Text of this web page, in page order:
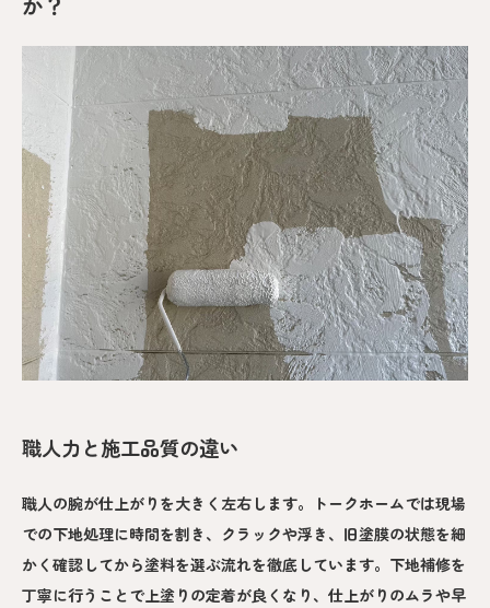
職人力と施工品質の違い
職人の腕が仕上がりを大きく左右します。トークホームでは現場
での下地処理に時間を割き、クラックや浮き、旧塗膜の状態を細
かく確認してから塗料を選ぶ流れを徹底しています。下地補修を
丁寧に行うことで上塗りの定着が良くなり、仕上がりのムラや早